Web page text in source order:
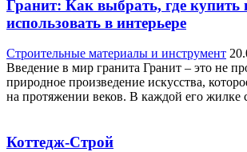
Гранит: Как выбрать, где купить
использовать в интерьере
Строительные материалы и инструмент
Введение в мир гранита Гранит – это не
природное произведение искусства,
на протяжении веков. В каждой его жилке
Коттедж-Строй